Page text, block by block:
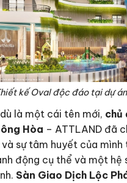
kế Oval độc đáo tại dự
là một cái tên mới, chủ
Hòa – ATTLAND đã
và sự tâm huyết của mình
động cụ thể và một
Sàn Giao Dịch Lộc